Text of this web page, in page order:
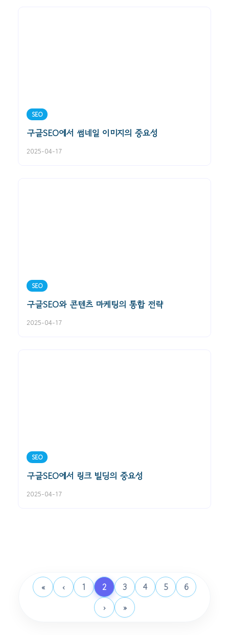
SEO
구글SEO에서 썸네일 이미지의 중요성
2025-04-17
SEO
구글SEO와 콘텐츠 마케팅의 통합 전략
2025-04-17
SEO
구글SEO에서 링크 빌딩의 중요성
2025-04-17
« ‹ 1 2 3 4 5
6
›
»